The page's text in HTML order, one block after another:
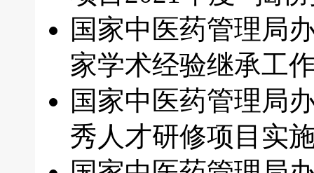
国家中医药管理局
家学术经验继承工
国家中医药管理局
秀人才研修项目实